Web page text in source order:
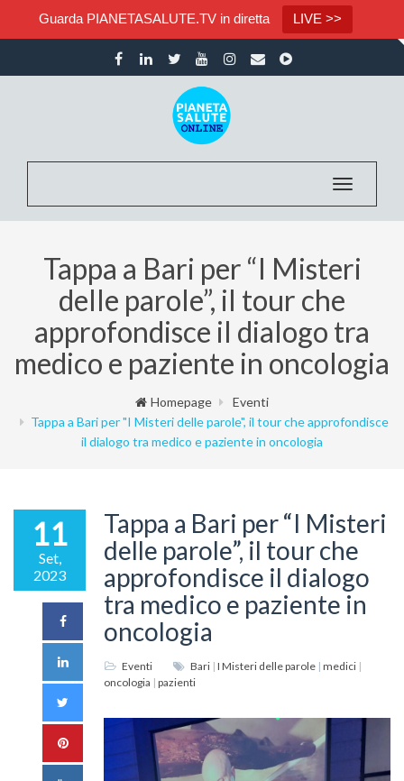
Guarda PIANETASALUTE.TV in diretta LIVE >>
Toggle
Tappa a Bari per “I Misteri
delle parole”, il tour che
approfondisce il dialogo tra
medico e paziente in oncologia
Homepage
Eventi
Tappa a Bari per "I Misteri delle parole", il tour che approfondisce
il dialogo tra medico e paziente in oncologia
11
Set,
2023
Tappa a Bari per “I Misteri
delle parole”, il tour che
approfondisce il dialogo
tra medico e paziente in
oncologia
Eventi Bari | I Misteri delle parole | medici |
oncologia | pazienti